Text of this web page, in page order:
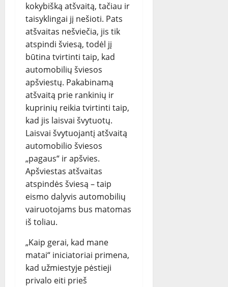
kokybišką atšvaitą, tačiau ir
taisyklingai jį nešioti. Pats
atšvaitas nešviečia, jis tik
atspindi šviesą, todėl jį
būtina tvirtinti taip, kad
automobilių šviesos
apšviestų. Pakabinamą
atšvaitą prie rankinių ir
kuprinių reikia tvirtinti taip,
kad jis laisvai švytuotų.
Laisvai švytuojantį atšvaitą
automobilio šviesos
„pagaus“ ir apšvies.
Apšviestas atšvaitas
atspindės šviesą – taip
eismo dalyvis automobilių
vairuotojams bus matomas
iš toliau.
„Kaip gerai, kad mane
matai“ iniciatoriai primena,
kad užmiestyje pėstieji
privalo eiti prieš